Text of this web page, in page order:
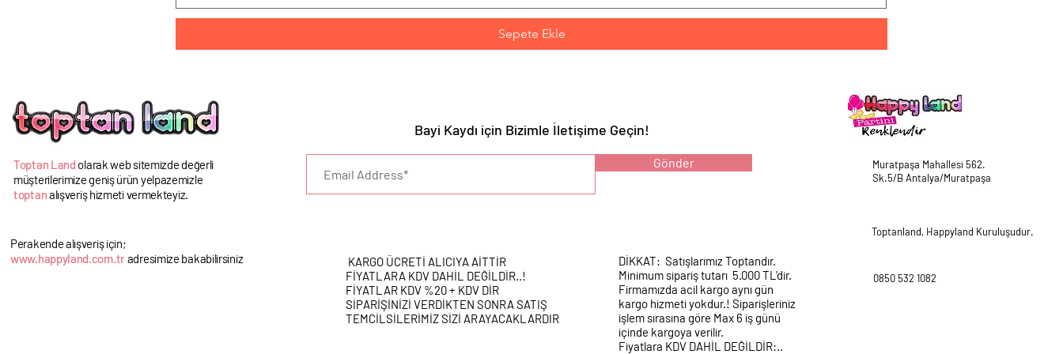
Sepete Ekle
Toptan Land olarak web sitemizde değerli
müşterilerimize geniş ürün yelpazemizle
toptanalışveriş hizmeti vermekteyiz.
Perakende alışveriş için;
www.happyland.com.tradresimize bakabilirsiniz
UYARI :
Bayi Kaydı için Bizimle İletişime Geçin!
Gönder
KARGO ÜCRETİ ALICIYA AİTTİR
FİYATLARA KDV DAHİL DEĞİLDİR..!
FİYATLAR KDV %20 + KDV DİR
SİPARİŞİNİZİ VERDİKTEN SONRA SATIŞ
TEMCİLSİLERİMİZ SİZİ ARAYACAKLARDIR
DİKKAT: Satışlarımız Toptandır.
Minimum sipariş tutarı 5.000 TL'dir.
Firmamızda acil kargo aynı gün
kargo hizmeti yokdur.! Siparişleriniz
işlem sırasına göre Max 6 iş günü
içinde kargoya verilir.
Fiyatlara KDV DAHİL DEĞİLDİR:..
Muratpaşa Mahallesi 562.
Sk.5/B Antalya/Muratpaşa
Toptanland, Happyland Kuruluşudur.
0850 532 1082